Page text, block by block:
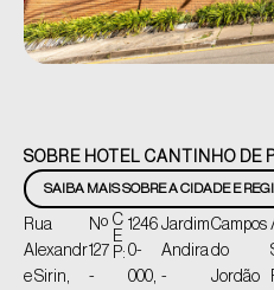
SOBRE HOTEL CANTINHO DE
SAIBA MAIS SOBRE A CIDADE E
Rua
Alexandr
e Sirin,
Nº
127
-
C
E
P:
1246
0-
000,
Jardim
Andira
-
Campos
do
Jordão